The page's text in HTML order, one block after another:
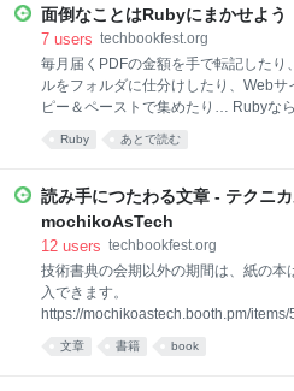
は今までとは違 い、エンジニアだけで
トマネージャー、デザイナー、マーケ
方も執筆に参加しております。本書は
何かしらの刺激や知見を提供すること
ます。私たちは、この本を通して、新
より豊かなエンジニアリングライフを
ようこそ Python 難読クイズ沼! 第2章
ぶLSP 第3章
面倒なことはRubyにまかせよ
7 users techbookfest.org
毎月届くPDFの金額を手で転記したり
ルをフォルダに仕分けしたり、Webサ
ピー＆ペーストで集めたり… Rubyな
倒な作業を数十行のコードで自動化で
は、Rubyを使って日々のPC作業を自
なところから読み始めることができま
・散らかったファイルを作成日ごとに
・CSV、JSON、YAMLを読み書きして
他の処理に活用する ・Googleスプレ
を取得・書き込みする ・PDFから金額
を抽出する ・Webサイトの情報を自動
(Webスクレイピング) ・OpenAI APIを
Ruby あとで読む
読み手につたわる文章 - テクニ
mochikoAsTech
12 users techbookfest.org
技術書典の会期以外の期間は、紙の本
入できます。
https://mochikoastech.booth.pm/
ページ / A5サイズ / 電子版はPDF（フ
本は表紙カラー、本文モノクロ ▼実際
文章 書籍 book